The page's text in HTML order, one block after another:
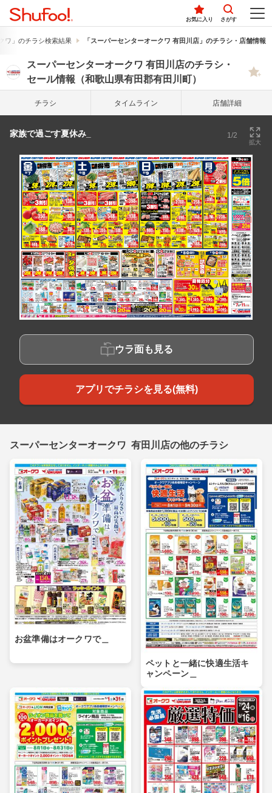
お気に入り さがす
ワ」のチラシ検索結果 「スーパーセンターオークワ 有田川店」のチラシ・店舗情報
スーパーセンターオークワ 有田川店のチラシ・
セール情報（和歌山県有田郡有田川町）
チラシ タイム ライン 店舗詳細
家族で過ごす夏休み_ 1/2
拡大
ウラ面も見る
アプリでチラシを見る(無料)
スーパーセンターオークワ 有田川店の他のチラシ
お盆準備はオークワで＿
ペットと一緒に快適生活キ
ャンペーン＿